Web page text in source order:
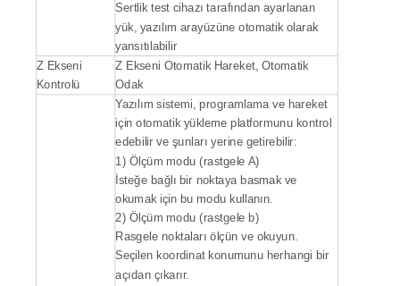
Sertlik test cihazı tarafından ayarlanan
yük, yazılım arayüzüne otomatik olarak
yansıtılabilir
Z Ekseni
Kontrolü
Z Ekseni Otomatik Hareket, Otomatik
Odak
Yazılım sistemi, programlama ve hareket
için otomatik yükleme platformunu kontrol
edebilir ve şunları yerine getirebilir:
1) Ölçüm modu (rastgele A)
İsteğe bağlı bir noktaya basmak ve
okumak için bu modu kullanın.
2) Ölçüm modu (rastgele b)
Rasgele noktaları ölçün ve okuyun.
Seçilen koordinat konumunu herhangi bir
açıdan çıkarır.